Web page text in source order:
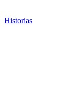
Historias